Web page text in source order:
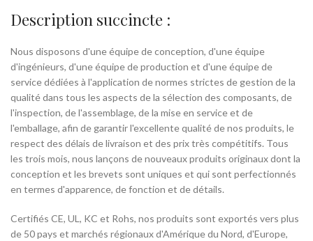
Description succincte :
Nous disposons d'une équipe de conception, d'une équipe
d'ingénieurs, d'une équipe de production et d'une équipe de
service dédiées à l'application de normes strictes de gestion de la
qualité dans tous les aspects de la sélection des composants, de
l'inspection, de l'assemblage, de la mise en service et de
l'emballage, afin de garantir l'excellente qualité de nos produits, le
respect des délais de livraison et des prix très compétitifs. Tous
les trois mois, nous lançons de nouveaux produits originaux dont la
conception et les brevets sont uniques et qui sont perfectionnés
en termes d'apparence, de fonction et de détails.
Certifiés CE, UL, KC et Rohs, nos produits sont exportés vers plus
de 50 pays et marchés régionaux d'Amérique du Nord, d'Europe,